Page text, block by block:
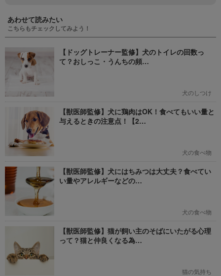
あわせて読みたい
こちらもチェックしてみよう！
【ドッグトレーナー監修】犬のトイレの回数っ
て？おしっこ・うんちの頻…
犬のしつけ
【獣医師監修】犬に鶏肉はOK！食べてもいい量と
与えるときの注意点！【2…
犬の食べ物
【獣医師監修】犬にはちみつは大丈夫？食べてい
い量やアレルギーなどの…
犬の食べ物
【獣医師監修】猫が飼い主のそばにいたがる心理
って？猫と仲良くなる為…
猫の気持ち